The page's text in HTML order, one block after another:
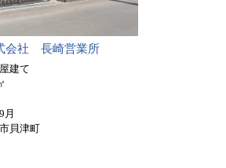
会社 長崎営業所
建て
月
貝津町